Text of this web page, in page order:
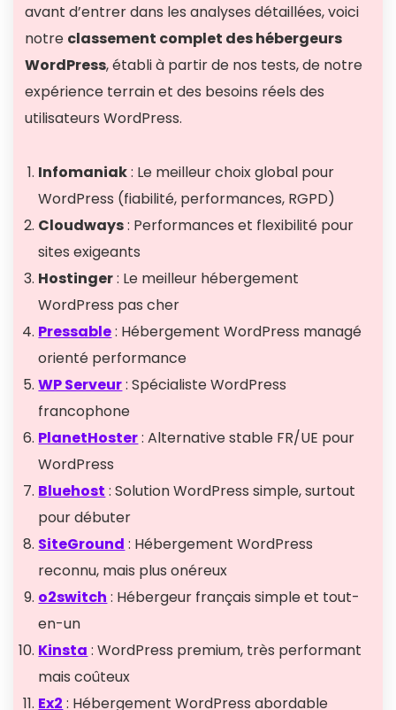
avant d’entrer dans les analyses détaillées, voici
notre classement complet des hébergeurs
WordPress, établi à partir de nos tests, de notre
expérience terrain et des besoins réels des
utilisateurs WordPress.
Infomaniak: Le meilleur choix global pour
WordPress (fiabilité, performances, RGPD)
Cloudways: Performances et flexibilité pour
sites exigeants
Hostinger: Le meilleur hébergement
WordPress pas cher
Pressable: Hébergement WordPress managé
orienté performance
WP Serveur: Spécialiste WordPress
francophone
PlanetHoster: Alternative stable FR/UE pour
WordPress
Bluehost : Solution WordPress simple, surtout
pour débuter
SiteGround : Hébergement WordPress
reconnu, mais plus onéreux
o2switch : Hébergeur français simple et tout-
en-un
Kinsta : WordPress premium, très performant
mais coûteux
Ex2 : Hébergement WordPress abordable